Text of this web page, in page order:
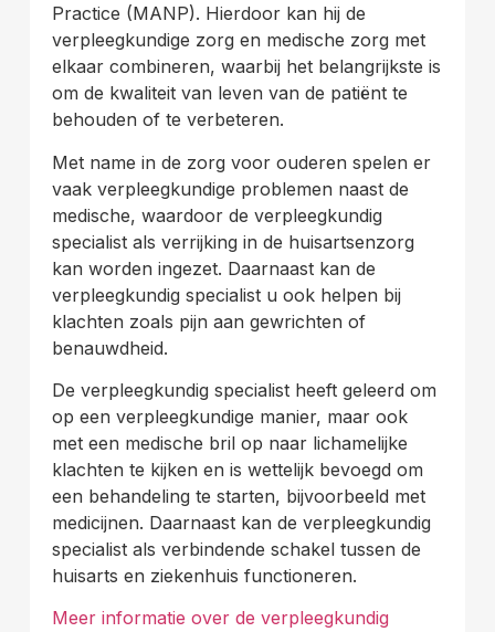
Practice (MANP). Hierdoor kan hij de
verpleegkundige zorg en medische zorg met
elkaar combineren, waarbij het belangrijkste is
om de kwaliteit van leven van de patiënt te
behouden of te verbeteren.
Met name in de zorg voor ouderen spelen er
vaak verpleegkundige problemen naast de
medische, waardoor de verpleegkundig
specialist als verrijking in de huisartsenzorg
kan worden ingezet. Daarnaast kan de
verpleegkundig specialist u ook helpen bij
klachten zoals pijn aan gewrichten of
benauwdheid.
De verpleegkundig specialist heeft geleerd om
op een verpleegkundige manier, maar ook
met een medische bril op naar lichamelijke
klachten te kijken en is wettelijk bevoegd om
een behandeling te starten, bijvoorbeeld met
medicijnen. Daarnaast kan de verpleegkundig
specialist als verbindende schakel tussen de
huisarts en ziekenhuis functioneren.
Meer informatie over de verpleegkundig